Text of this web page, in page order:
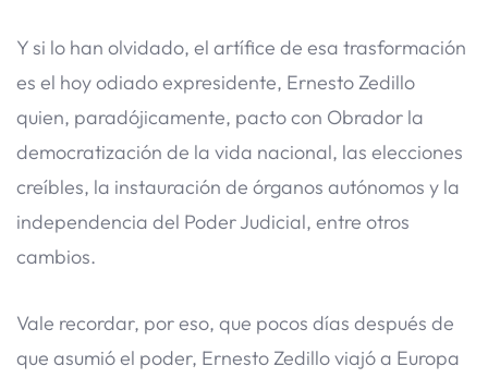
Y si lo han olvidado, el artífice de esa trasformación
es el hoy odiado expresidente, Ernesto Zedillo
quien, paradójicamente, pacto con Obrador la
democratización de la vida nacional, las elecciones
creíbles, la instauración de órganos autónomos y la
independencia del Poder Judicial, entre otros
cambios.
Vale recordar, por eso, que pocos días después de
que asumió el poder, Ernesto Zedillo viajó a Europa